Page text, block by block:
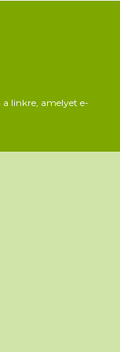
linkre, amelyet e-